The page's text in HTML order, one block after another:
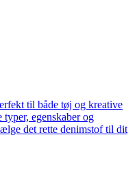
til både tøj og kreative
egenskaber og
det rette denimstof til dit